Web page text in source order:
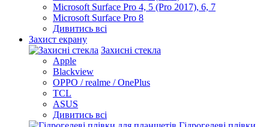
Microsoft Surface Pro 4, 5 (Pro 2017), 6, 7
Microsoft Surface Pro 8
Дивитись всі
Захист екрану
Захисні стекла
Apple
Blackview
OPPO / realme / OnePlus
TCL
ASUS
Дивитись всі